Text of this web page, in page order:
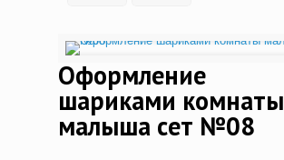
Оформление
шариками комнаты
малыша сет №08